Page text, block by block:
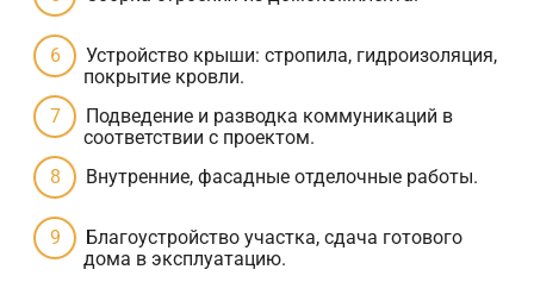
Устройство крыши: стропила, гидроизоляция,
покрытие кровли.
Подведение и разводка коммуникаций в
соответствии с проектом.
Внутренние, фасадные отделочные работы.
Благоустройство участка, сдача готового
дома в эксплуатацию.